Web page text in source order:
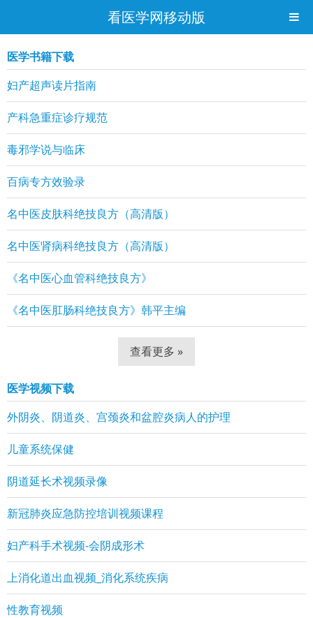
看医学网移动版
医学书籍下载
妇产超声读片指南
产科急重症诊疗规范
毒邪学说与临床
百病专方效验录
名中医皮肤科绝技良方（高清版）
名中医肾病科绝技良方（高清版）
《名中医心血管科绝技良方》
《名中医肛肠科绝技良方》韩平主编
查看更多 »
医学视频下载
外阴炎、阴道炎、宫颈炎和盆腔炎病人的护理
儿童系统保健
阴道延长术视频录像
新冠肺炎应急防控培训视频课程
妇产科手术视频-会阴成形术
上消化道出血视频_消化系统疾病
性教育视频